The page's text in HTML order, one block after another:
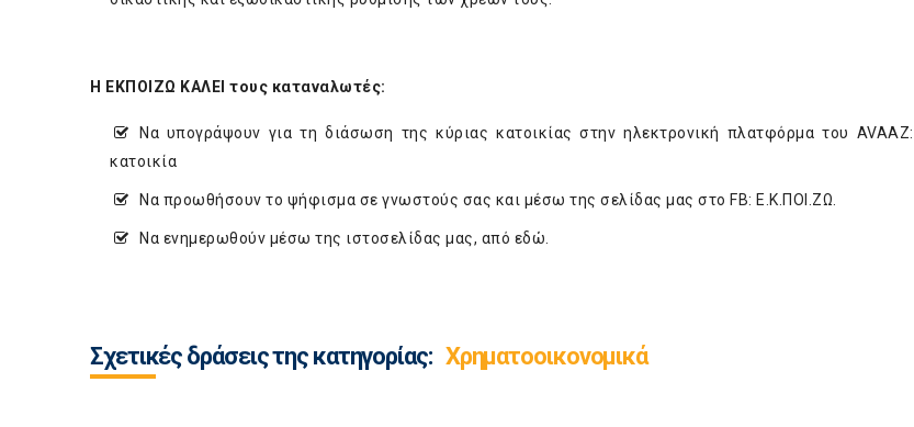
Η ΕΚΠΟΙΖΩ ΚΑΛΕΙ τους καταναλωτές:
Να υπογράψουν για τη διάσωση της κύριας κατοικίας στην ηλεκτρονική πλατφόρμα του AVAAZ:
κατοικία
Να προωθήσουν το ψήφισμα σε γνωστούς σας και μέσω της σελίδας μας στο FB: Ε.Κ.ΠΟΙ.ΖΩ.
Να ενημερωθούν μέσω της ιστοσελίδας μας, από εδώ
Σχετικές δράσεις της κατηγορίας: Χρηματοοικονομικά